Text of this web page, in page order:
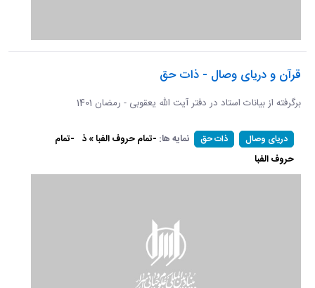
قرآن و دریای وصال - ذات حق
برگرفته از بیانات استاد در دفتر آیت الله یعقوبی - رمضان 1401
دریای وصال ذات حق نمایه ها: -تمام حروف الفبا » ذ -تمام
حروف الفبا